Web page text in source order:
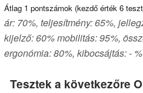
Átlag 1 pontszámok (kezdő érték 6
ár: 70%, teljesítmény: 65%,
kijelző: 60% mobilitás: 95%,
ergonómia: 80%, kibocsájtás: - %
Tesztek a következőre